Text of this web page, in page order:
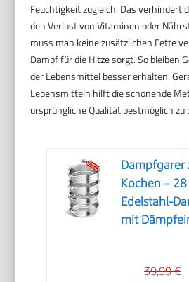
Feuchtigkeit zugleich. Das verhindert
den Verlust von Vitaminen oder
muss man keine zusätzlichen Fette
Dampf für die Hitze sorgt. So bleiben
der Lebensmittel besser erhalten.
Lebensmitteln hilft die schonende
ursprüngliche Qualität bestmöglich zu
Dampfgarer
Kochen –
Edelstahl-
mit
Deckel zum
39,99 €